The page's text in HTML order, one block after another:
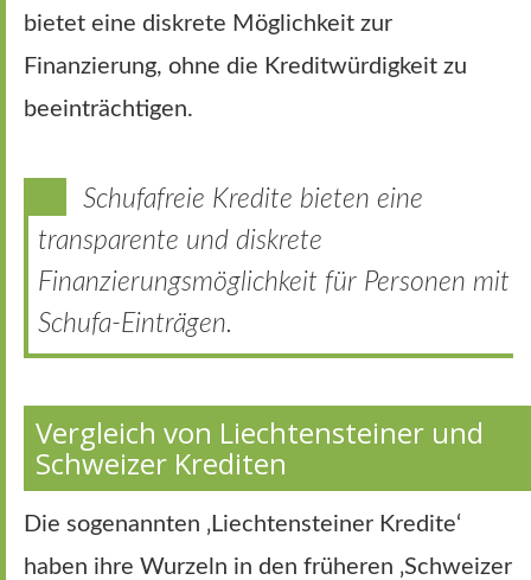
bietet eine diskrete Möglichkeit zur
Finanzierung, ohne die Kreditwürdigkeit zu
beeinträchtigen.
Schufafreie Kredite bieten eine
transparente und diskrete
Finanzierungsmöglichkeit für Personen mit
Schufa-Einträgen.
Vergleich von Liechtensteiner und
Schweizer Krediten
Die sogenannten ‚Liechtensteiner Kredite‘
haben ihre Wurzeln in den früheren ‚Schweizer